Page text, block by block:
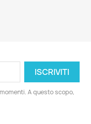
A questo scopo,